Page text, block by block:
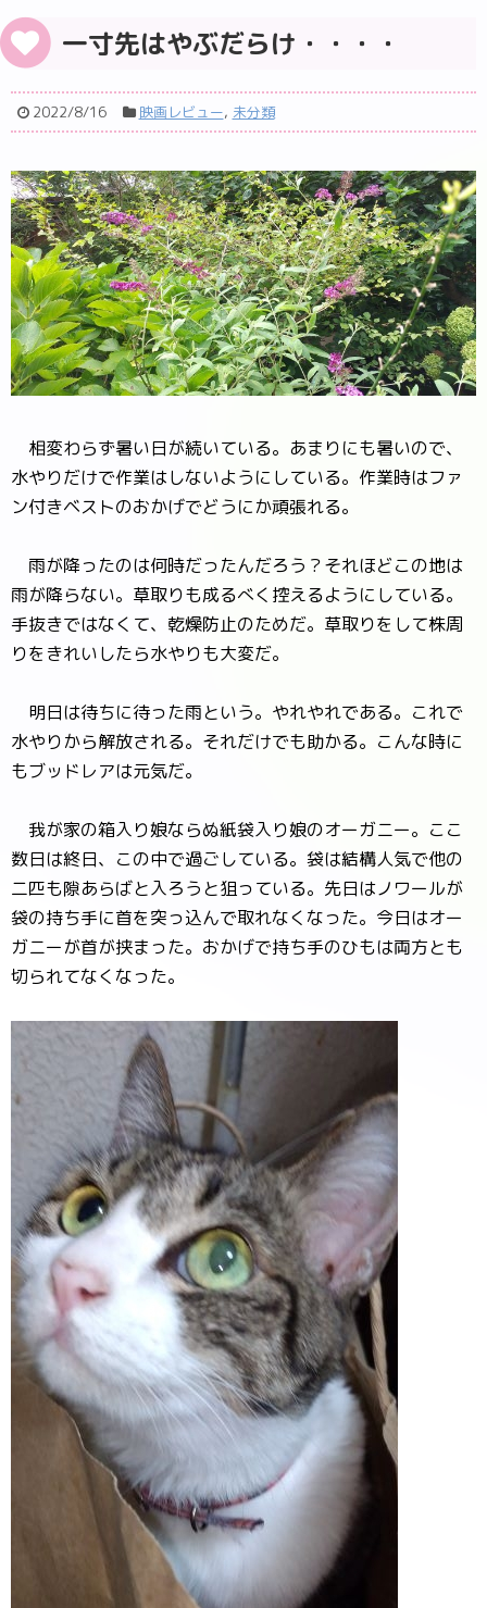
一寸先はやぶだらけ・・・・
2022/8/16 映画レビュー, 未分類
相変わらず暑い日が続いている。あまりにも暑いので、
水やりだけで作業はしないようにしている。作業時はファ
ン付きベストのおかげでどうにか頑張れる。
雨が降ったのは何時だったんだろう？それほどこの地は
雨が降らない。草取りも成るべく控えるようにしている。
手抜きではなくて、乾燥防止のためだ。草取りをして株周
りをきれいしたら水やりも大変だ。
明日は待ちに待った雨という。やれやれである。これで
水やりから解放される。それだけでも助かる。こんな時に
もブッドレアは元気だ。
我が家の箱入り娘ならぬ紙袋入り娘のオーガニー。ここ
数日は終日、この中で過ごしている。袋は結構人気で他の
二匹も隙あらばと入ろうと狙っている。先日はノワールが
袋の持ち手に首を突っ込んで取れなくなった。今日はオー
ガニーが首が挟まった。おかげで持ち手のひもは両方とも
切られてなくなった。